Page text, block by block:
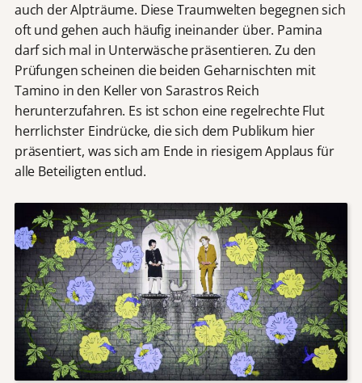
auch der Alpträume. Diese Traumwelten begegnen sich
oft und gehen auch häufig ineinander über. Pamina
darf sich mal in Unterwäsche präsentieren. Zu den
Prüfungen scheinen die beiden Geharnischten mit
Tamino in den Keller von Sarastros Reich
herunterzufahren. Es ist schon eine regelrechte Flut
herrlichster Eindrücke, die sich dem Publikum hier
präsentiert, was sich am Ende in riesigem Applaus für
alle Beteiligten entlud.